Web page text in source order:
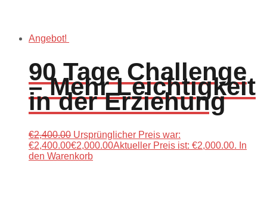
Angebot!
90 Tage Challenge
– Mehr Leichtigkeit
in der Erziehung
€2,400.00 Ursprünglicher Preis war:
€2,400.00€2,000.00Aktueller Preis ist: €2,000.00. In
den Warenkorb